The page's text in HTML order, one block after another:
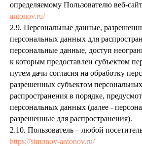
определяемому Пользователю веб-
antonov.ru/
2.9. Персональные данные,
персональных данных для
персональные данные, доступ
к которым предоставлен субъектом
путем дачи согласия на обработку
разрешенных субъектом
распространения в порядке,
персональных данных (далее -
разрешенные для распространения).
2.10. Пользователь – любой
https://simonov-antonov.ru/